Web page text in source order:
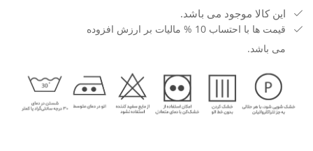
این کالا موجود می باشد.
قیمت ها با احتساب 10 % مالیات بر ارزش افزوده
می باشد.